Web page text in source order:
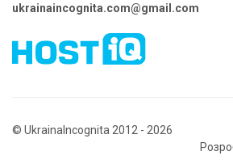
ukrainaincognita.com@gmail.com
© UkrainaIncognita 2012 - 2026